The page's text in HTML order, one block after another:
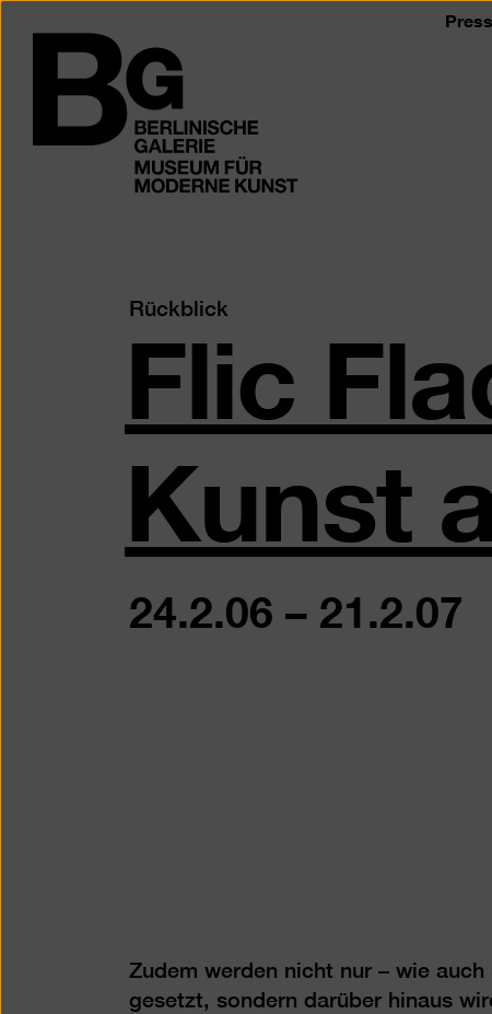
Seiteninhalt
springen
Galerie
Rückblick
Flic
Kunst
24.2.06–21.2.07
Zudem werden nicht nur – wie
gesetzt, sondern darüber hinaus